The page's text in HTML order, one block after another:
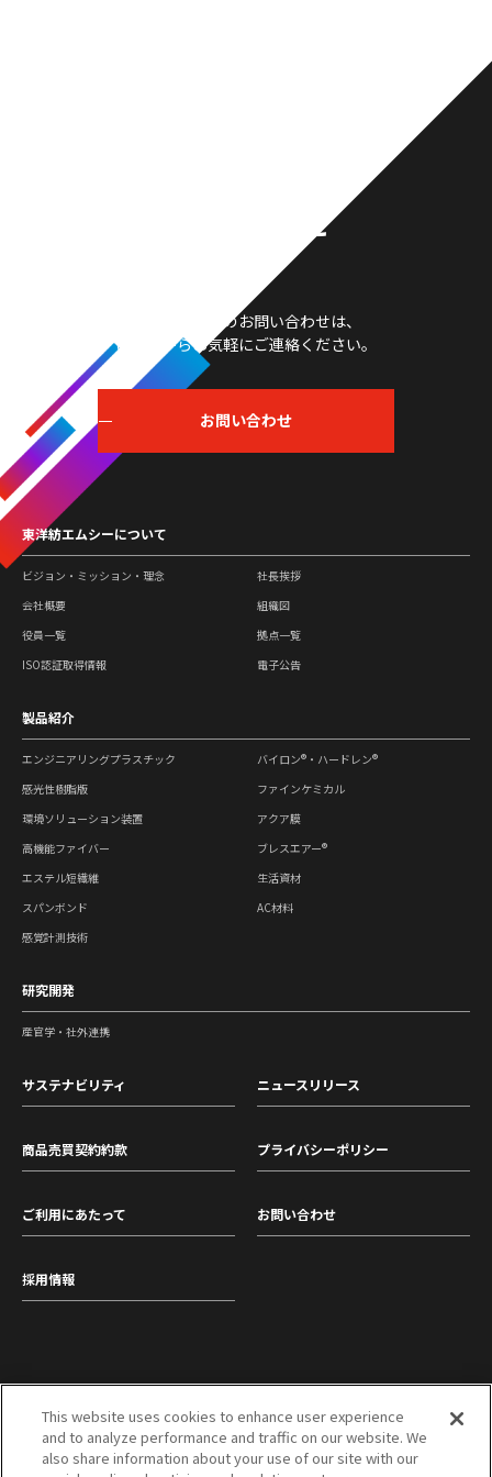
お問い合わせ
製品や採用等のお問い合わせは、
こちらからお気軽にご連絡ください。
お問い合わせ
東洋紡エムシーについて
ビジョン・ミッション・理念
社長挨拶
会社概要
組織図
役員一覧
拠点一覧
ISO認証取得情報
電子公告
製品紹介
エンジニアリングプラスチック
バイロン®・ハードレン®
感光性樹脂版
ファインケミカル
環境ソリューション装置
アクア膜
高機能ファイバー
ブレスエアー®
エステル短繊維
生活資材
スパンボンド
AC材料
感覚計測技術
研究開発
産官学・社外連携
サステナビリティ ニュースリリース
商品売買契約約款 プライバシーポリシー
ご利用にあたって お問い合わせ
採用情報
東洋紡株式会社 三菱商事株式会社
This website uses cookies to enhance user experience
and to analyze performance and traffic on our website. We
also share information about your use of our site with our